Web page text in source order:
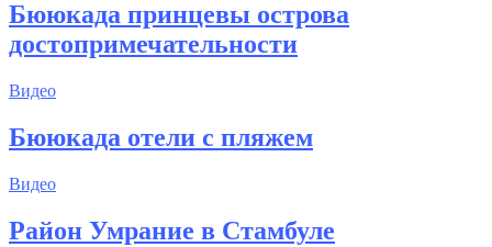
Бююкада принцевы острова
достопримечательности
Видео
Бююкада отели с пляжем
Видео
Район Умрание в Стамбуле